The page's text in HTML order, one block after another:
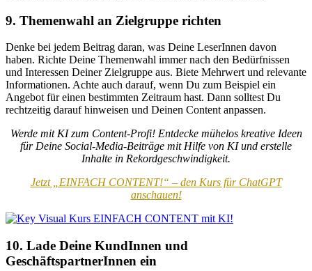
9. Themenwahl an Zielgruppe richten
Denke bei jedem Beitrag daran, was Deine LeserInnen davon
haben. Richte Deine Themenwahl immer nach den Bedürfnissen
und Interessen Deiner Zielgruppe aus. Biete Mehrwert und relevante
Informationen. Achte auch darauf, wenn Du zum Beispiel ein
Angebot für einen bestimmten Zeitraum hast. Dann solltest Du
rechtzeitig darauf hinweisen und Deinen Content anpassen.
Werde mit KI zum Content-Profi! Entdecke mühelos kreative Ideen
für Deine Social-Media-Beiträge mit Hilfe von KI und erstelle
Inhalte in Rekordgeschwindigkeit.
Jetzt „EINFACH CONTENT!“ – den Kurs für ChatGPT
anschauen!
10. Lade Deine KundInnen und
GeschäftspartnerInnen ein